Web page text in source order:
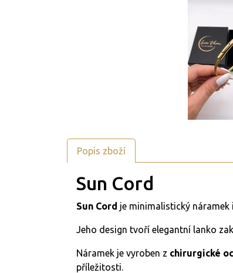
Popis zboží
Sun Cord
Sun Cord je minimalistický
Jeho design tvoří elegantní lanko
Náramek je vyroben z chirurgické
příležitosti.